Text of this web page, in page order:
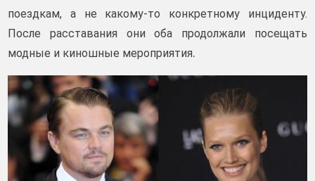
поездкам, а не какому-то конкретному инциденту.
После расставания они оба продолжали посещать
модные и киношные мероприятия.